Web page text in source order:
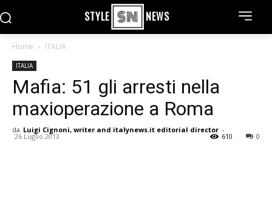
STYLE NEWS
Home ITALIA
ITALIA
Mafia: 51 gli arresti nella
maxioperazione a Roma
da Luigi Cignoni, writer and italynews.it editorial director -
26 Luglio 2013 0
610